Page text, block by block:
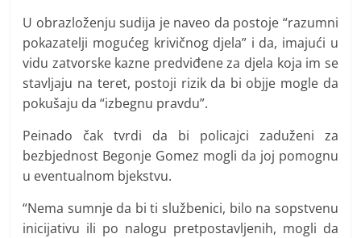
U obrazloženju sudija je naveo da postoje “razumni
pokazatelji mogućeg krivičnog djela” i da, imajući u
vidu zatvorske kazne predviđene za djela koja im se
stavljaju na teret, postoji rizik da bi objje mogle da
pokušaju da “izbegnu pravdu”.
Peinado čak tvrdi da bi policajci zaduženi za
bezbjednost Begonje Gomez mogli da joj pomognu
u eventualnom bjekstvu.
“Nema sumnje da bi ti službenici, bilo na sopstvenu
inicijativu ili po nalogu pretpostavljenih, mogli da